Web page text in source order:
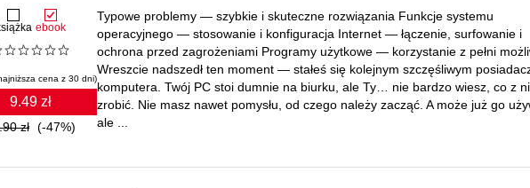
ebook
cena z 30 dni)
9.49 zł
zł (-47%)
Typowe problemy — szybkie i skuteczne rozwiązania Funkcje systemu
operacyjnego — stosowanie i konfiguracja Internet — łączenie, surfowanie i
ochrona przed zagrożeniami Programy użytkowe — korzystanie z pełni
Wreszcie nadszedł ten moment — stałeś się kolejnym szczęśliwym
komputera. Twój PC stoi dumnie na biurku, ale Ty… nie bardzo wiesz, co z
zrobić. Nie masz nawet pomysłu, od czego należy zacząć. A może już go
ale ...